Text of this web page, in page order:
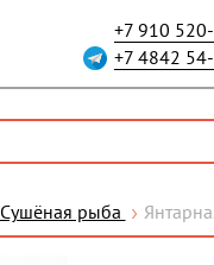
+7 910
+7 4842
Сушёная рыба